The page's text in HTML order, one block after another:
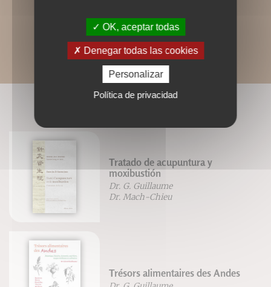
Tratado de acupuntura y
moxibustión
Dr. G. Guillaume
Dr. Mach-Chieu
Trésors alimentaires des Andes
OK, aceptar todas
Denegar todas las cookies
Personalizar
Política de privacidad